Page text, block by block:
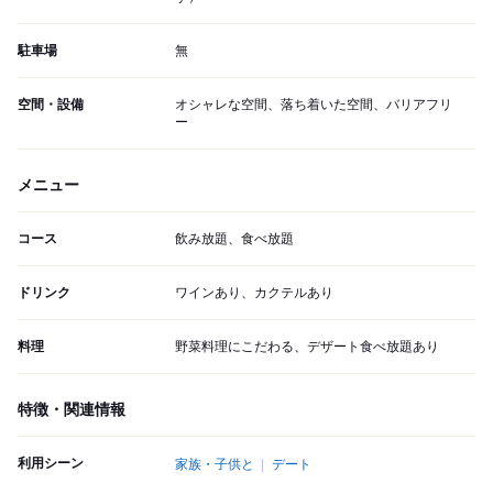
駐車場 無
空間・設備
オシャレな空間、落ち着いた空間、バリアフリ
ー
メニュー
コース 飲み放題、食べ放題
ドリンク ワインあり、カクテルあり
料理 野菜料理にこだわる、デザート食べ放題あり
特徴・関連情報
利用シーン 家族・子供と デート